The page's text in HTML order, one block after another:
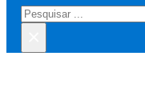
Pesquisar